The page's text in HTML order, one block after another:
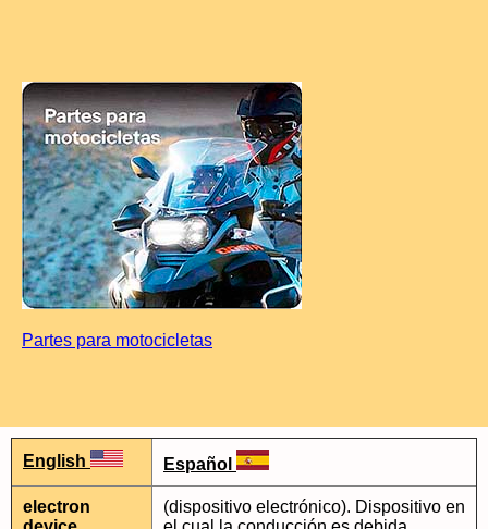
Partes para motocicletas
English Español
electron
(dispositivo electrónico). Dispositivo en